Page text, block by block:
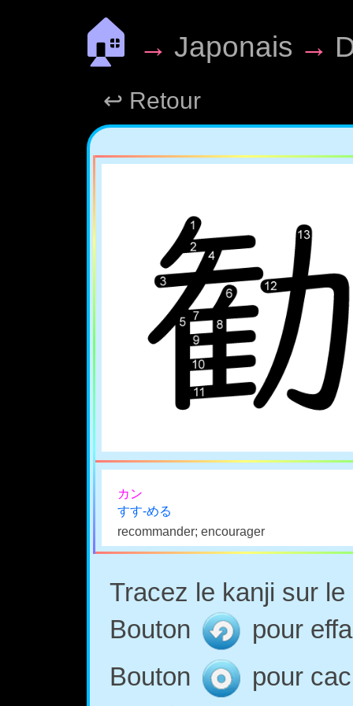
🏠 → Japonais →
↩ Retour
カン
すす-める
recommander; encourager
Tracez le kanji sur
Bouton
pour
Bouton
pour